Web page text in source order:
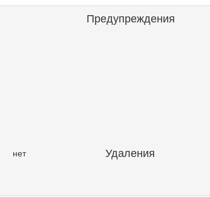
Предупреждения
нет Удаления